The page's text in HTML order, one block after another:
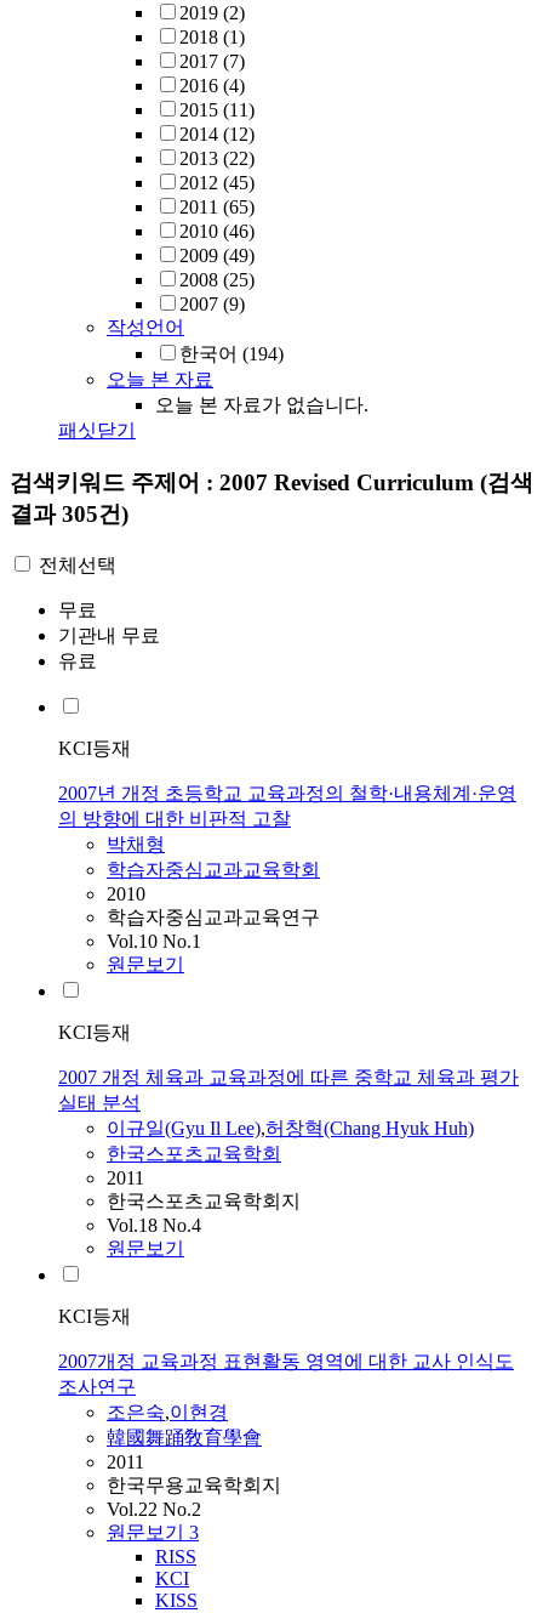
2019 (2)
2018 (1)
2017 (7)
2016 (4)
2015 (11)
2014 (12)
2013 (22)
2012 (45)
2011 (65)
2010 (46)
2009 (49)
2008 (25)
2007 (9)
작성언어
한국어 (194)
오늘 본 자료
오늘 본 자료가 없습니다.
패싯닫기
검색키워드 주제어 : 2007 Revised Curriculum (검색
결과 305건)
전체선택
무료
기관내 무료
유료
KCI등재
2007년 개정 초등학교 교육과정의 철학·내용체계·운영
의 방향에 대한 비판적 고찰
박채형
학습자중심교과교육학회
2010
학습자중심교과교육연구
Vol.10 No.1
원문보기
KCI등재
2007 개정 체육과 교육과정에 따른 중학교 체육과 평가
실태 분석
이규일(Gyu Il Lee),허창혁(Chang Hyuk Huh)
한국스포츠교육학회
2011
한국스포츠교육학회지
Vol.18 No.4
원문보기
KCI등재
2007개정 교육과정 표현활동 영역에 대한 교사 인식도
조사연구
조은숙,이현경
韓國舞踊敎育學會
2011
한국무용교육학회지
Vol.22 No.2
원문보기 3
RISS
KCI
KISS